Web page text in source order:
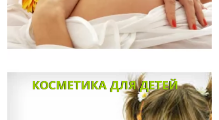
КОСМЕТИКА ДЛЯ ДЕТЕЙ